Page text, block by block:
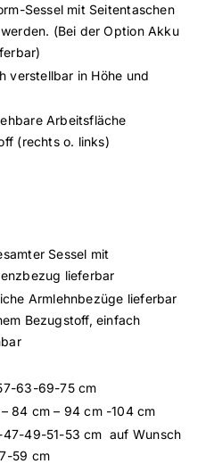
Sessel mit Seitentaschen
(Bei der Option Akku
verstellbar in Höhe und
Arbeitsfläche
(rechts o. links)
Sessel mit
lieferbar
Armlehnbezüge lieferbar
Bezugstoff, einfach
63-69-75 cm
84 cm – 94 cm -104 cm
49-51-53 cm auf Wunsch
59 cm